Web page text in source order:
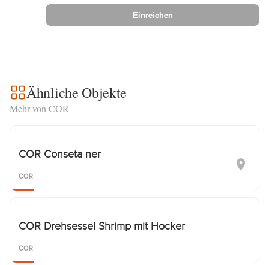
Einreichen
Ähnliche Objekte
Mehr von COR
COR Conseta ner
COR
COR Drehsessel Shrimp mit Hocker
COR